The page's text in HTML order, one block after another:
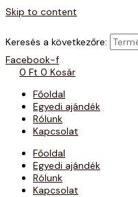
Skip to content
Keresés a következőre:
Facebook-f
0 Ft 0 Kosár
Főoldal
Egyedi ajándék
Rólunk
Kapcsolat
Főoldal
Egyedi ajándék
Rólunk
Kapcsolat